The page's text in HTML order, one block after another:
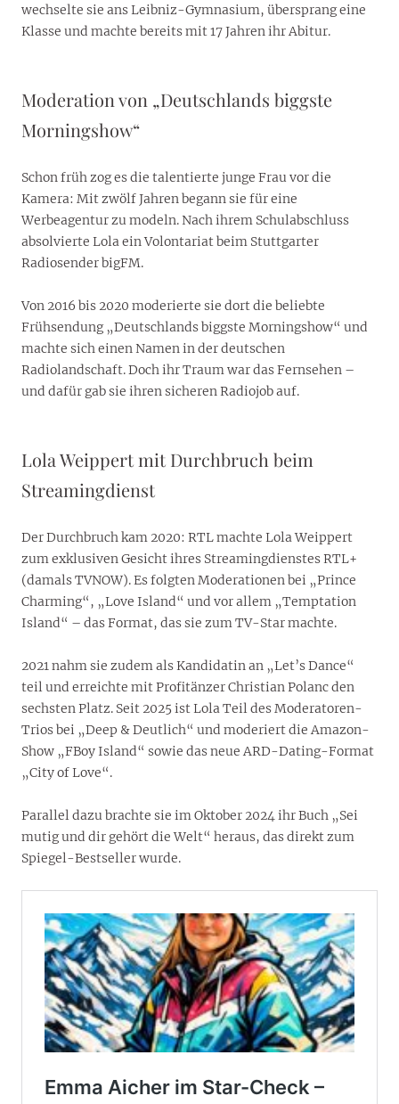
wechselte sie ans Leibniz-Gymnasium, übersprang eine
Klasse und machte bereits mit 17 Jahren ihr Abitur.
Moderation von „Deutschlands biggste
Morningshow“
Schon früh zog es die talentierte junge Frau vor die
Kamera: Mit zwölf Jahren begann sie für eine
Werbeagentur zu modeln. Nach ihrem Schulabschluss
absolvierte Lola ein Volontariat beim Stuttgarter
Radiosender bigFM.
Von 2016 bis 2020 moderierte sie dort die beliebte
Frühsendung „Deutschlands biggste Morningshow“ und
machte sich einen Namen in der deutschen
Radiolandschaft. Doch ihr Traum war das Fernsehen –
und dafür gab sie ihren sicheren Radiojob auf.
Lola Weippert mit Durchbruch beim
Streamingdienst
Der Durchbruch kam 2020: RTL machte Lola Weippert
zum exklusiven Gesicht ihres Streamingdienstes RTL+
(damals TVNOW). Es folgten Moderationen bei „Prince
Charming“, „Love Island“ und vor allem „Temptation
Island“ – das Format, das sie zum TV-Star machte.
2021 nahm sie zudem als Kandidatin an „Let’s Dance“
teil und erreichte mit Profitänzer Christian Polanc den
sechsten Platz. Seit 2025 ist Lola Teil des Moderatoren-
Trios bei „Deep & Deutlich“ und moderiert die Amazon-
Show „FBoy Island“ sowie das neue ARD-Dating-Format
„City of Love“.
Parallel dazu brachte sie im Oktober 2024 ihr Buch „Sei
mutig und dir gehört die Welt“ heraus, das direkt zum
Spiegel-Bestseller wurde.